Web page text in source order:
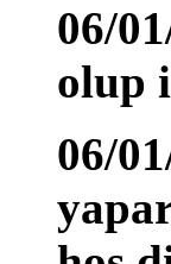
06/
olup
06/